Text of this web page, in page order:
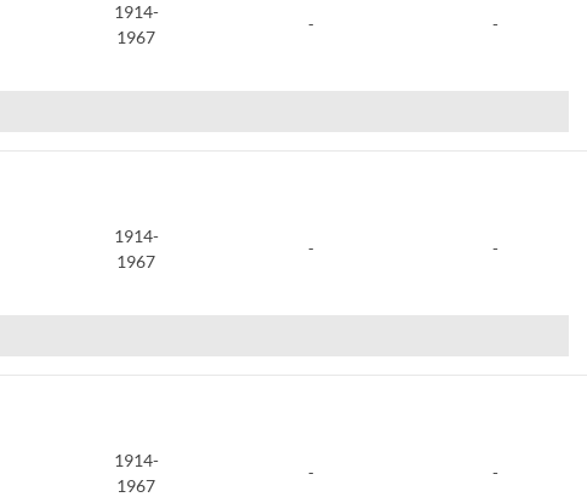
1914-
1967
- -
1914-
1967
- -
1914-
1967
- -